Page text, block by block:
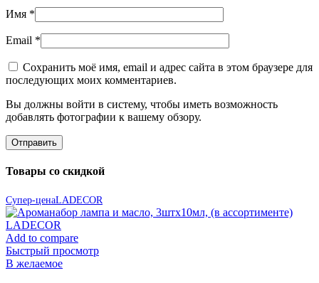
Имя *
Email *
Сохранить моё имя, email и адрес сайта в этом браузере для
последующих моих комментариев.
Вы должны войти в систему, чтобы иметь возможность
добавлять фотографии к вашему обзору.
Товары со скидкой
Супер-ценаLADECOR
Add to compare
Быстрый просмотр
В желаемое